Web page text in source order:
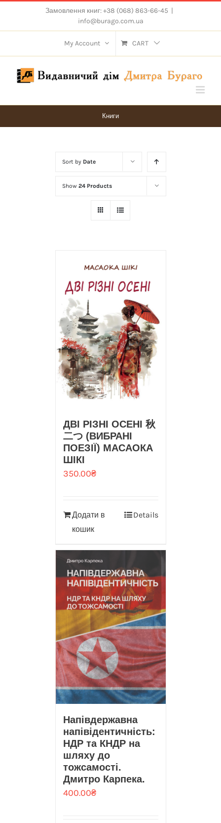
content
Замовлення книг: +38 (068) 863-66-45 |
info@burago.com.ua
My Account CART
Книги
Sort by Date
Show 24 Products
ДВІ РІЗНІ ОСЕНІ 秋
二つ (ВИБРАНІ
ПОЕЗІЇ) МАСАОКА
ШІКІ
350.00₴
Додати в
кошик
Details
Напівдержавна
напівідентичність:
НДР та КНДР на
шляху до
тожсамості.
Дмитро Карпека.
400.00₴